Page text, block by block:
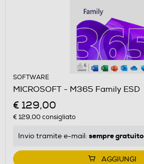
SOFTWARE
MICROSOFT - M365 Family ESD
€ 129,00
€ 129,00consigliato
Invio tramite e-mail: sempre gratuito
AGGIUNGI